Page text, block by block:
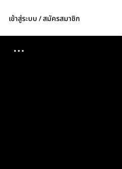
เข้าสู่ระบบ / สมัครสมาชิก